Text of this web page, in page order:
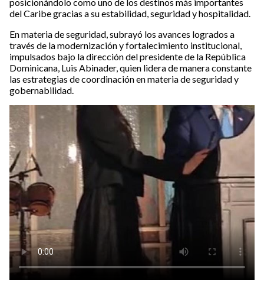
del Caribe gracias a su estabilidad, seguridad y hospitalidad.
En materia de seguridad, subrayó los avances logrados a
través de la modernización y fortalecimiento institucional,
impulsados bajo la dirección del presidente de la República
Dominicana, Luis Abinader, quien lidera de manera constante
las estrategias de coordinación en materia de seguridad y
gobernabilidad.